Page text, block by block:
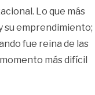
Lo que más
su emprendimiento;
fue reina de las
más difícil